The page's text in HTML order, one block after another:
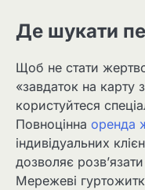
Де шукати
Щоб не стати
«завдаток на карту
користуйтеся
Повноцінна оренда
індивідуальних
дозволяє
Мережеві